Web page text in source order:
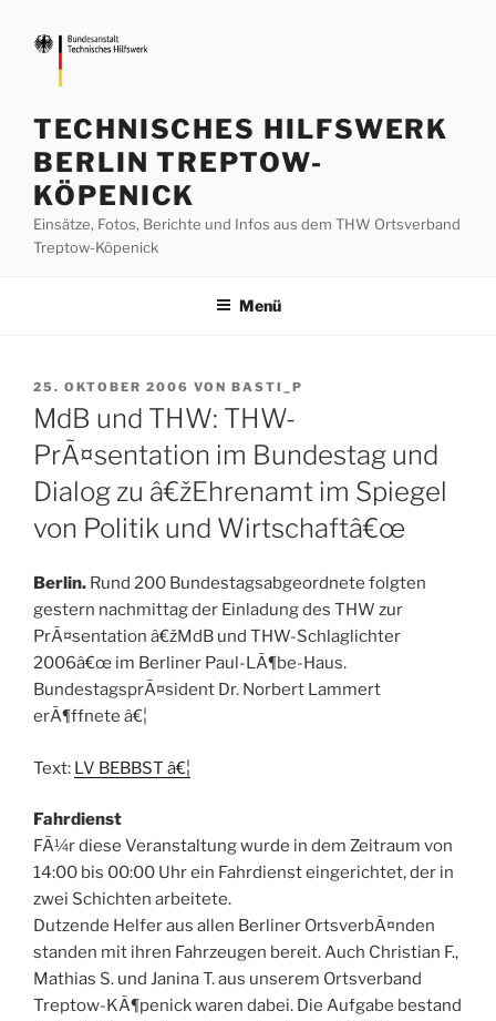
Inhalt
springen
TECHNISCHES HILFSWERK
BERLIN TREPTOW-
KÖPENICK
Einsätze, Fotos, Berichte und Infos aus dem THW Ortsverband
Treptow-Köpenick
Menü
VERÖFFENTLICHT
AM
25. OKTOBER 2006 VON BASTI_P
MdB und THW: THW-
PrÃ¤sentation im Bundestag und
Dialog zu â€žEhrenamt im Spiegel
von Politik und Wirtschaftâ€œ
Berlin. Rund 200 Bundestagsabgeordnete folgten
gestern nachmittag der Einladung des THW zur
PrÃ¤sentation â€žMdB und THW-Schlaglichter
2006â€œ im Berliner Paul-LÃ¶be-Haus.
BundestagsprÃ¤sident Dr. Norbert Lammert
erÃ¶ffnete â€¦
Text: LV BEBBST â€¦
Fahrdienst
FÃ¼r diese Veranstaltung wurde in dem Zeitraum von
14:00 bis 00:00 Uhr ein Fahrdienst eingerichtet, der in
zwei Schichten arbeitete.
Dutzende Helfer aus allen Berliner OrtsverbÃ¤nden
standen mit ihren Fahrzeugen bereit. Auch Christian F.,
Mathias S. und Janina T. aus unserem Ortsverband
Treptow-KÃ¶penick waren dabei. Die Aufgabe bestand